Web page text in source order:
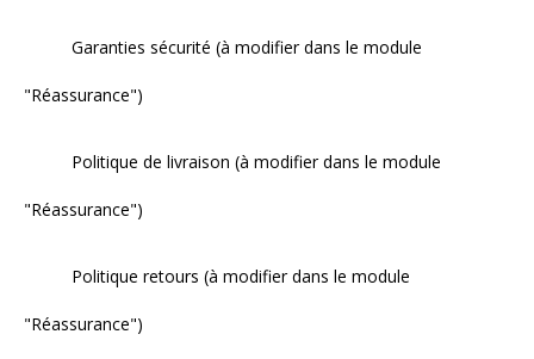
Garanties sécurité (à modifier dans le module
"Réassurance")
Politique de livraison (à modifier dans le module
"Réassurance")
Politique retours (à modifier dans le module
"Réassurance")